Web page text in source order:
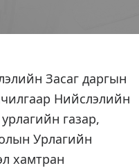
Засаг даргын
Нийслэлийн
газар,
Урлагийн
хамтран